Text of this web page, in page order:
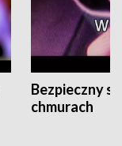
Bezpieczny
chmurach